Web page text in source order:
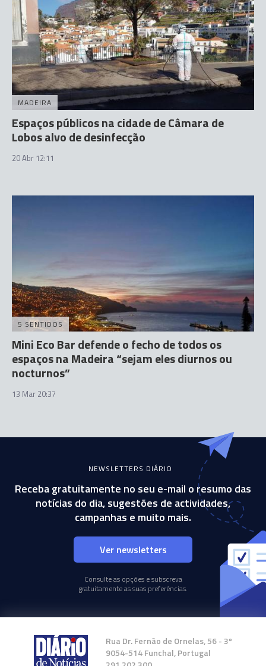
MADEIRA
Espaços públicos na cidade de Câmara de
Lobos alvo de desinfecção
20 Abr 12:11
5 SENTIDOS
Mini Eco Bar defende o fecho de todos os
espaços na Madeira “sejam eles diurnos ou
nocturnos”
13 Mar 20:37
NEWSLETTERS DIÁRIO
Receba gratuitamente no seu e-mail o resumo das
notícias do dia, sugestões de actividades,
campanhas e muito mais.
Ver newsletters
Consulte as opções e subscreva
gratuitamente as suas preferências.
Rua Dr. Fernão de Ornelas, 56 - 3º
9054-514 Funchal, Portugal